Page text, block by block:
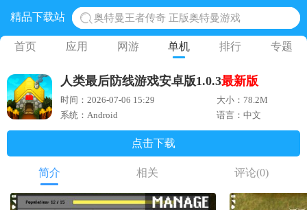
精品下载站
奥特曼王者传奇 正版奥特曼游戏
地铁跑酷体验服国际服 地铁跑酷体验服版本
网易光遇手游正版 点亮星空共庆周年
黎明觉醒生机腾讯正版 黎明觉醒生机国际服
蛋仔派对下载 蛋仔派对体验服
首页 应用 网游 单机 排行 专题
人类最后防线游戏安卓版1.0.3最新版
时间：2026-07-06 15:29
大小：78.2M
系统：Android
语言：中文
点击下载
简介 相关 评论(0)